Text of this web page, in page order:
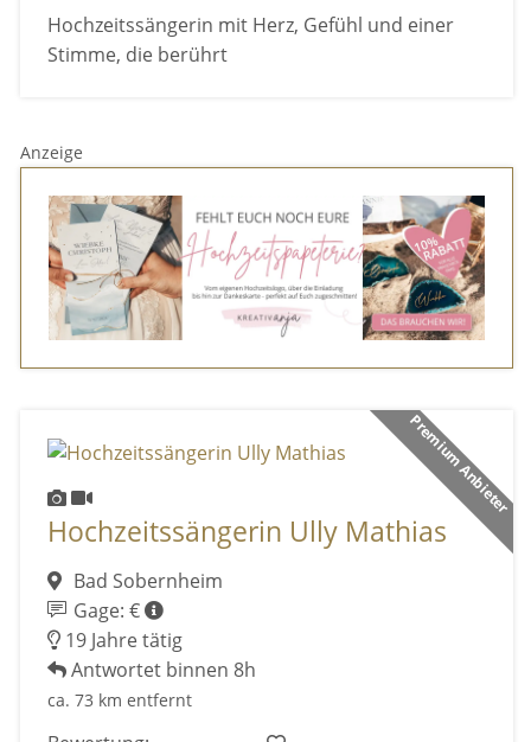
Hochzeitssängerin mit Herz, Gefühl und einer
Stimme, die berührt
Anzeige
Premium Anbieter
Hochzeitssängerin Ully Mathias
Bad Sobernheim
Gage: €
19 Jahre tätig
Antwortet binnen 8h
ca. 73 km entfernt